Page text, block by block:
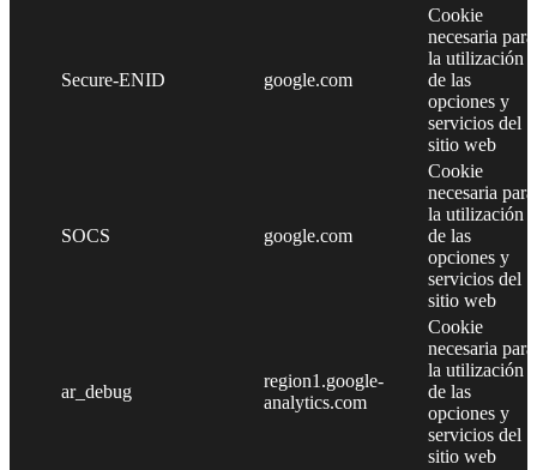
Secure-ENID google.com
Cookie
necesaria para
la utilización
de las
opciones y
servicios del
sitio web
SOCS google.com
Cookie
necesaria para
la utilización
de las
opciones y
servicios del
sitio web
ar_debug
region1.google-
analytics.com
Cookie
necesaria para
la utilización
de las
opciones y
servicios del
sitio web